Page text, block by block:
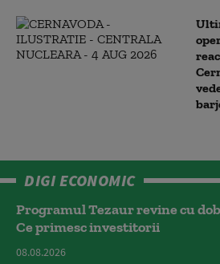
DIGI ECONOMIC
Programul Tezaur revine cu
Ce primesc investitorii
08.08.2026